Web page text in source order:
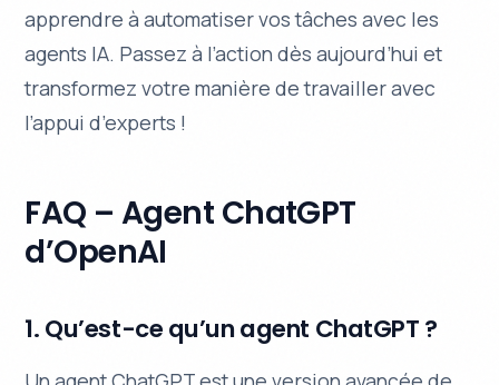
apprendre à automatiser vos tâches avec les
agents IA. Passez à l’action dès aujourd’hui et
transformez votre manière de travailler avec
l’appui d’experts !
FAQ – Agent ChatGPT
d’OpenAI
1. Qu’est-ce qu’un agent ChatGPT ?